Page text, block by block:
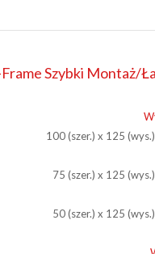
Frame Szybki Montaż/
100 (szer.) x 125
75 (szer.) x 125
50 (szer.) x 125